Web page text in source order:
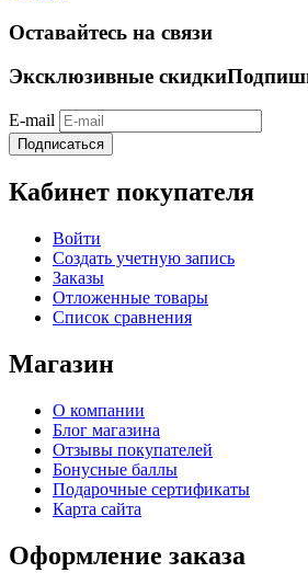
Оставайтесь на связи
Эксклюзивные скидки
E-mail
Подписаться
Кабинет покупателя
Войти
Создать учетную запись
Заказы
Отложенные товары
Список сравнения
Магазин
О компании
Блог магазина
Отзывы покупателей
Бонусные баллы
Подарочные сертификаты
Карта сайта
Оформление заказа